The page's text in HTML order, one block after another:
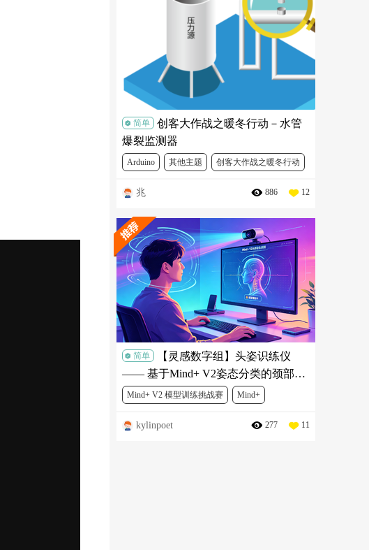
简单
创客大作战之暖冬行动－水管
爆裂监测器
Arduino 其他主题 创客大作战之暖冬行动
兆 886 12
简单
【灵感数字组】头姿识练仪
—— 基于Mind+ V2姿态分类的颈部舒
缓锻炼项目
Mind+ V2 模型训练挑战赛 Mind+
人工智能
kylinpoet 277 11